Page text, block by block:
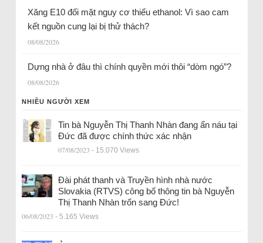
Xăng E10 đối mặt nguy cơ thiếu ethanol: Vì sao cam
kết nguồn cung lại bị thử thách?
08/08/2026
Dựng nhà ở đâu thì chính quyền mới thôi “dòm ngó”?
08/08/2026
NHIỀU NGƯỜI XEM
Tin bà Nguyễn Thị Thanh Nhàn đang ẩn náu tại
Đức đã được chính thức xác nhận
07/08/2023 - 15.070 Views
Đài phát thanh và Truyền hình nhà nước
Slovakia (RTVS) công bố thông tin bà Nguyễn
Thị Thanh Nhàn trốn sang Đức!
06/08/2023 - 5.165 Views